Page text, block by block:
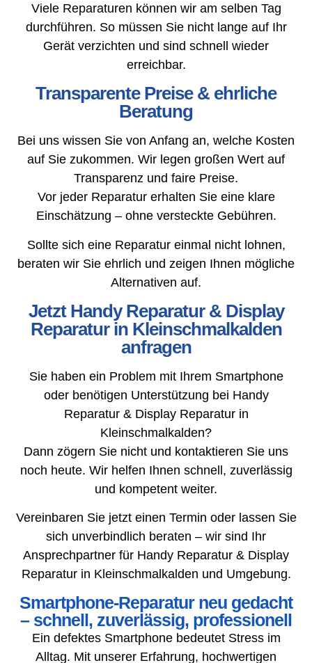
Viele Reparaturen können wir am selben Tag
durchführen. So müssen Sie nicht lange auf Ihr
Gerät verzichten und sind schnell wieder
erreichbar.
Transparente Preise & ehrliche
Beratung
Bei uns wissen Sie von Anfang an, welche Kosten
auf Sie zukommen. Wir legen großen Wert auf
Transparenz und faire Preise.
Vor jeder Reparatur erhalten Sie eine klare
Einschätzung – ohne versteckte Gebühren.
Sollte sich eine Reparatur einmal nicht lohnen,
beraten wir Sie ehrlich und zeigen Ihnen mögliche
Alternativen auf.
Jetzt Handy Reparatur & Display
Reparatur in Kleinschmalkalden
anfragen
Sie haben ein Problem mit Ihrem Smartphone
oder benötigen Unterstützung bei Handy
Reparatur & Display Reparatur in
Kleinschmalkalden?
Dann zögern Sie nicht und kontaktieren Sie uns
noch heute. Wir helfen Ihnen schnell, zuverlässig
und kompetent weiter.
Vereinbaren Sie jetzt einen Termin oder lassen Sie
sich unverbindlich beraten – wir sind Ihr
Ansprechpartner für Handy Reparatur & Display
Reparatur in Kleinschmalkalden und Umgebung.
Smartphone-Reparatur neu gedacht
– schnell, zuverlässig, professionell
Ein defektes Smartphone bedeutet Stress im
Alltag. Mit unserer Erfahrung, hochwertigen